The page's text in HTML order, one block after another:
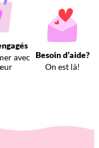
avec Besoin d’aide?
On est là!